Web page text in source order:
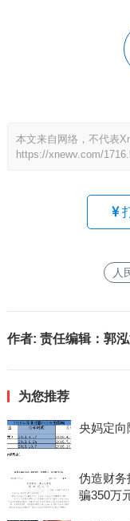
本文来自网络，不代表
https://xnewv.com/
人
作者: 责任编辑：郭
为您推荐
央妈定向
伪造财务
骗350万